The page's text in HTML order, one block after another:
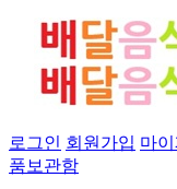
로그인 회원가입 마이
품보관함